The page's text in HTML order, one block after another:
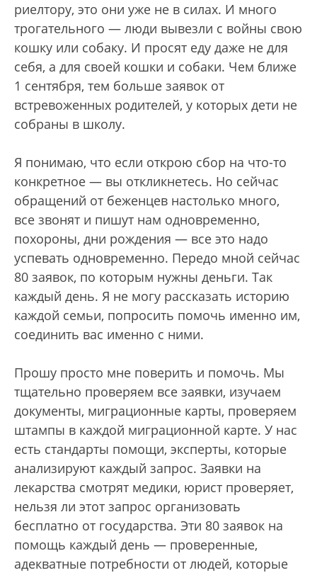
риелтору, это они уже не в силах. И много
трогательного — люди вывезли с войны свою
кошку или собаку. И просят еду даже не для
себя, а для своей кошки и собаки. Чем ближе
1 сентября, тем больше заявок от
встревоженных родителей, у которых дети не
собраны в школу.
Я понимаю, что если открою сбор на что-то
конкретное — вы откликнетесь. Но сейчас
обращений от беженцев настолько много,
все звонят и пишут нам одновременно,
похороны, дни рождения — все это надо
успевать одновременно. Передо мной сейчас
80 заявок, по которым нужны деньги. Так
каждый день. Я не могу рассказать историю
каждой семьи, попросить помочь именно им,
соединить вас именно с ними.
Прошу просто мне поверить и помочь. Мы
тщательно проверяем все заявки, изучаем
документы, миграционные карты, проверяем
штампы в каждой миграционной карте. У нас
есть стандарты помощи, эксперты, которые
анализируют каждый запрос. Заявки на
лекарства смотрят медики, юрист проверяет,
нельзя ли этот запрос организовать
бесплатно от государства. Эти 80 заявок на
помощь каждый день — проверенные,
адекватные потребности от людей, которые